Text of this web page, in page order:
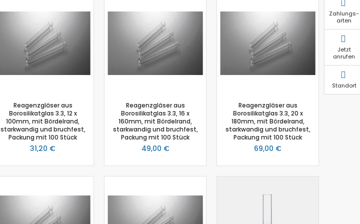
Reagenzgläser aus
Borosilikatglas 3.3, 12 x
100mm, mit Bördelrand,
starkwandig und bruchfest,
Packung mit 100 Stück
31,20 €
Reagenzgläser aus
Borosilikatglas 3.3, 16 x
160mm, mit Bördelrand,
starkwandig und bruchfest,
Packung mit 100 Stück
49,00 €
Reagenzgläser aus
Borosilikatglas 3.3, 20 x
180mm, mit Bördelrand,
starkwandig und bruchfest,
Packung mit 100 Stück
69,00 €
Zahlungs-
arten
Jetzt
anrufen
Standort